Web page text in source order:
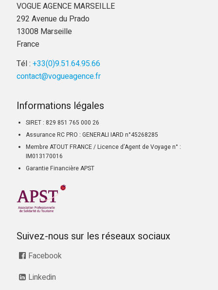
VOGUE AGENCE MARSEILLE
292 Avenue du Prado
13008 Marseille
France
Tél : +33(0)9.51.64.95.66
contact@vogueagence.fr
Informations légales
SIRET : 829 851 765 000 26
Assurance RC PRO : GENERALI IARD n°45268285
Membre ATOUT FRANCE / Licence d’Agent de Voyage n° :
IM013170016
Garantie Financière APST
Suivez-nous sur les réseaux sociaux
Facebook
Linkedin